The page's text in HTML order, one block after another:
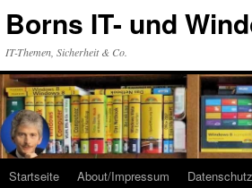
Inhalt
Borns IT- und
IT-Themen, Sicherheit & Co.
Startseite About/Impressum